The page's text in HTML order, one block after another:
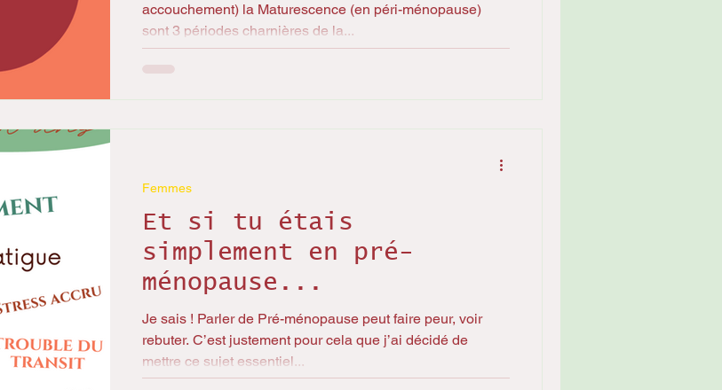
accouchement) la Maturescence (en péri-ménopause)
sont 3 périodes charnières de la...
Et si tu étais
simplement en pré-
ménopause...
Je sais ! Parler de Pré-ménopause peut faire peur, voir
rebuter. C’est justement pour cela que j’ai décidé de
mettre ce sujet essentiel...
Femmes